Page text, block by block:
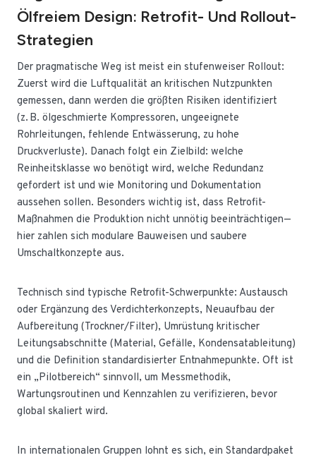
Ölfreiem Design: Retrofit- Und Rollout-
Strategien
Der pragmatische Weg ist meist ein stufenweiser Rollout:
Zuerst wird die Luftqualität an kritischen Nutzpunkten
gemessen, dann werden die größten Risiken identifiziert
(z. B. ölgeschmierte Kompressoren, ungeeignete
Rohrleitungen, fehlende Entwässerung, zu hohe
Druckverluste). Danach folgt ein Zielbild: welche
Reinheitsklasse wo benötigt wird, welche Redundanz
gefordert ist und wie Monitoring und Dokumentation
aussehen sollen. Besonders wichtig ist, dass Retrofit-
Maßnahmen die Produktion nicht unnötig beeinträchtigen—
hier zahlen sich modulare Bauweisen und saubere
Umschaltkonzepte aus.
Technisch sind typische Retrofit-Schwerpunkte: Austausch
oder Ergänzung des Verdichterkonzepts, Neuaufbau der
Aufbereitung (Trockner/Filter), Umrüstung kritischer
Leitungsabschnitte (Material, Gefälle, Kondensatableitung)
und die Definition standardisierter Entnahmepunkte. Oft ist
ein „Pilotbereich“ sinnvoll, um Messmethodik,
Wartungsroutinen und Kennzahlen zu verifizieren, bevor
global skaliert wird.
In internationalen Gruppen lohnt es sich, ein Standardpaket